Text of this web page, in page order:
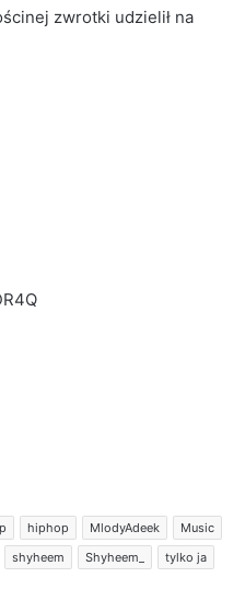
zwrotki udzielił na
hiphop MlodyAdeek
Music
shyheem Shyheem_
tylko ja